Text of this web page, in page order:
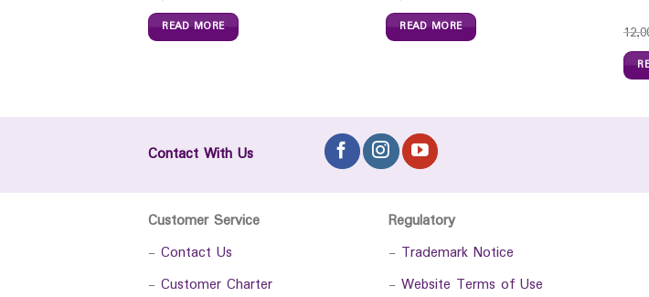
READ MORE READ MORE
Contact With Us
Customer Service
- Contact Us
- Customer Charter
Regulatory
- Trademark Notice
- Website Terms of Use